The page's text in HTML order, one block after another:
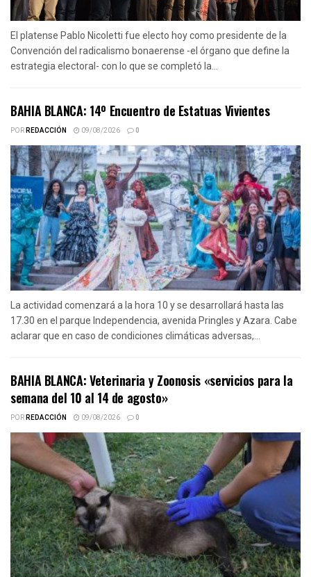
El platense Pablo Nicoletti fue electo hoy como presidente de la
Convención del radicalismo bonaerense -el órgano que define la
estrategia electoral- con lo que se completó la...
BAHIA BLANCA: 14º Encuentro de Estatuas Vivientes
PORREDACCIÓN 09/08/2026 0
La actividad comenzará a la hora 10 y se desarrollará hasta las
17.30 en el parque Independencia, avenida Pringles y Azara. Cabe
aclarar que en caso de condiciones climáticas adversas,...
BAHIA BLANCA: Veterinaria y Zoonosis «servicios para la
semana del 10 al 14 de agosto»
PORREDACCIÓN 09/08/2026 0